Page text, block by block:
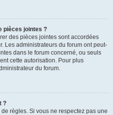
pièces jointes ?
des pièces jointes sont accordées
Les administrateurs du forum ont peut-
dans le forum concerné, ou seuls
cette autorisation. Pour plus
du forum.
?
règles. Si vous ne respectez pas une